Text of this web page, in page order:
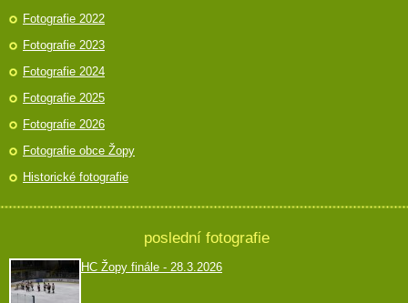
Fotografie 2022
Fotografie 2023
Fotografie 2024
Fotografie 2025
Fotografie 2026
Fotografie obce Žopy
Historické fotografie
poslední fotografie
HC Žopy finále - 28.3.2026